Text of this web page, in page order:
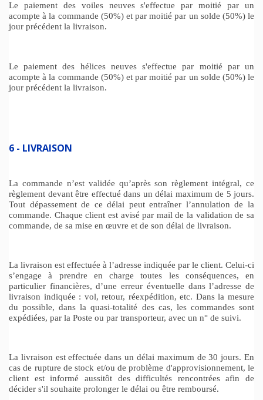
Le paiement des voiles neuves s'effectue par moitié par un
acompte à la commande (50%) et par moitié par un solde (50%) le
jour précédent la livraison.
Le paiement des hélices neuves s'effectue par moitié par un
acompte à la commande (50%) et par moitié par un solde (50%) le
jour précédent la livraison.
6 - LIVRAISON
La commande n’est validée qu’après son règlement intégral, ce
règlement devant être effectué dans un délai maximum de 5 jours.
Tout dépassement de ce délai peut entraîner l’annulation de la
commande. Chaque client est avisé par mail de la validation de sa
commande, de sa mise en œuvre et de son délai de livraison.
La livraison est effectuée à l’adresse indiquée par le client. Celui-ci
s’engage à prendre en charge toutes les conséquences, en
particulier financières, d’une erreur éventuelle dans l’adresse de
livraison indiquée : vol, retour, réexpédition, etc. Dans la mesure
du possible, dans la quasi-totalité des cas, les commandes sont
expédiées, par la Poste ou par transporteur, avec un n° de suivi.
La livraison est effectuée dans un délai maximum de 30 jours. En
cas de rupture de stock et/ou de problème d'approvisionnement, le
client est informé aussitôt des difficultés rencontrées afin de
décider s'il souhaite prolonger le délai ou être remboursé.